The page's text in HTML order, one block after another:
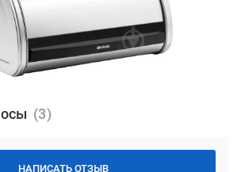
НАПИСАТЬ ОТЗЫВ